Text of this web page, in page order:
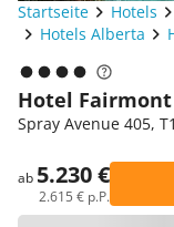
Startseite Hotels
Hotels Alberta
Hotel
Spray Avenue 405,
ab 5.230 €
2.615 € p.P.